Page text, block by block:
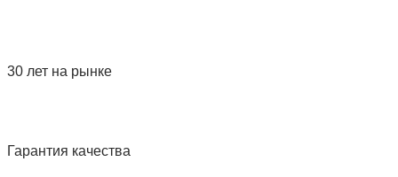
30 лет на рынке
Гарантия качества